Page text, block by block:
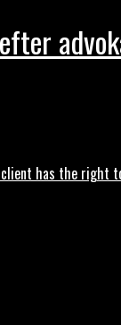
client has the right